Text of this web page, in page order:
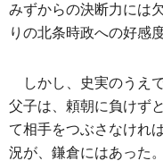
みずからの決断力には
りの北条時政への好感
しかし、史実のうえ
父子は、頼朝に負けず
て相手をつぶさなけれ
況が、鎌倉にはあった